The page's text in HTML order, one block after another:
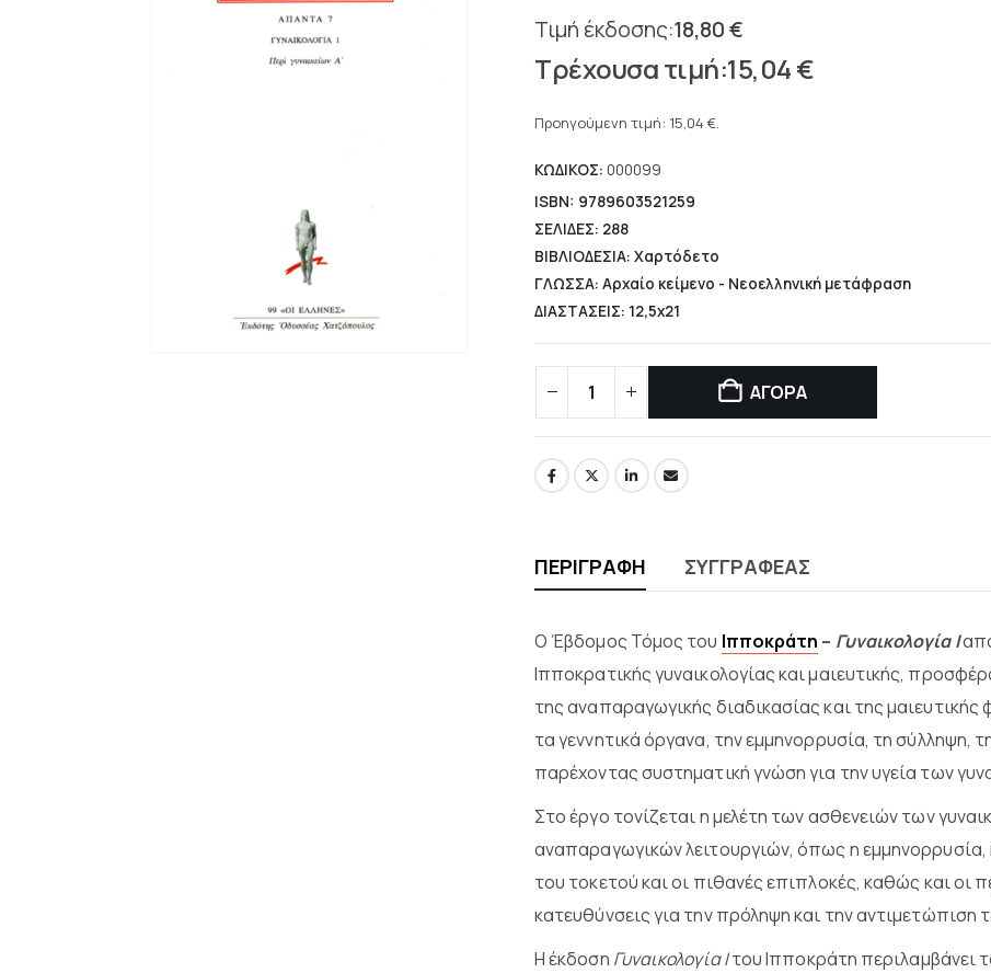
18,80€
Original
price
was:
18,80 €.
15,04€
τρέχουσα
είναι:
15,04 €.
Προηγούμενη τιμή: 15,04 €.
ΚΩΔΙΚΟΣ: 000099
ISBN: 9789603521259
ΣΕΛΙΔΕΣ: 288
ΒΙΒΛΙΟΔΕΣΙΑ: Χαρτόδετο
ΓΛΩΣΣΑ: Αρχαίο κείμενο - Νεοελληνική μετάφραση
ΔΙΑΣΤΑΣΕΙΣ: 12,5x21
ΑΓΟΡΑ
ΠΕΡΙΓΡΑΦΉ ΣΥΓΓΡΑΦΈΑΣ
Ο Έβδομος Τόμος του Ιπποκράτη – Γυναικολογία Ι
Ιπποκρατικής γυναικολογίας και μαιευτικής,
της αναπαραγωγικής διαδικασίας και της
τα γεννητικά όργανα, την εμμηνορρυσία, τη σύλληψη,
παρέχοντας συστηματική γνώση για την υγεία των
Στο έργο τονίζεται η μελέτη των ασθενειών των
αναπαραγωγικών λειτουργιών, όπως η εμμηνορρυσία,
του τοκετού και οι πιθανές επιπλοκές, καθώς και
κατευθύνσεις για την πρόληψη και την
Η έκδοση Γυναικολογία Ιτου Ιπποκράτη περιλαμβάνει